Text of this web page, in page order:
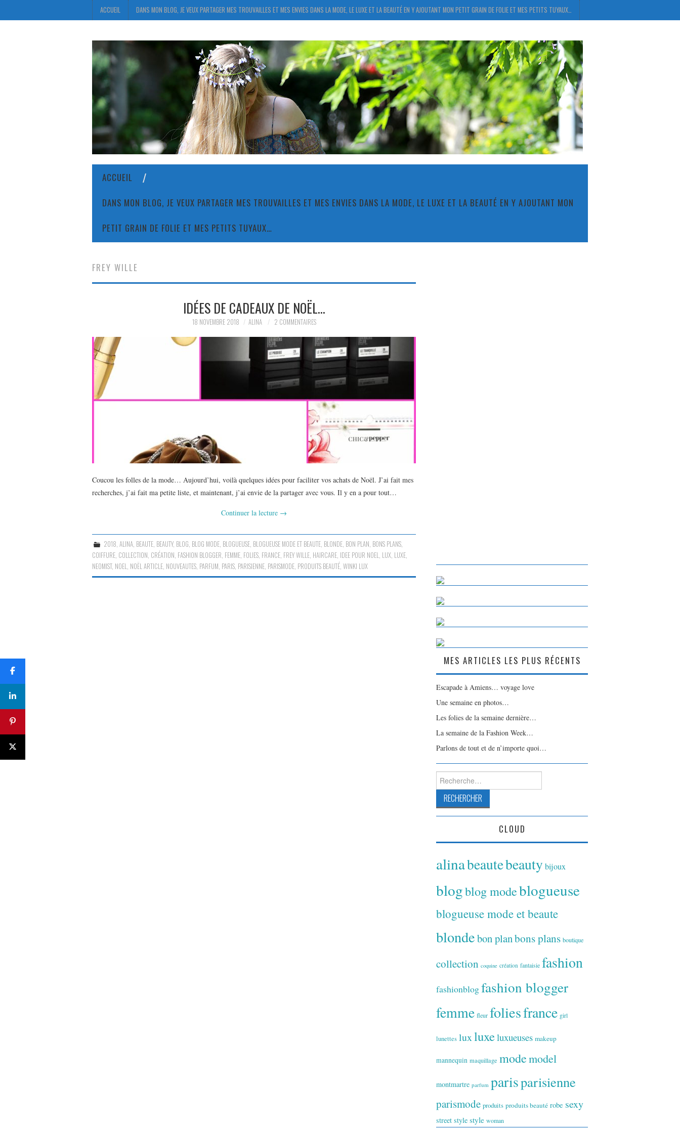
ACCUEIL DANS MON BLOG, JE VEUX PARTAGER MES TROUVAILLES ET MES ENVIES DANS LA MODE, LE LUXE ET LA BEAUTÉ EN Y AJOUTANT MON PETIT GRAIN DE FOLIE ET MES PETITS TUYAUX…
ACCUEIL
DANS MON BLOG, JE VEUX PARTAGER MES TROUVAILLES ET MES ENVIES DANS LA MODE, LE LUXE ET LA BEAUTÉ EN Y AJOUTANT MON
PETIT GRAIN DE FOLIE ET MES PETITS TUYAUX…
FREY WILLE
IDÉES DE CADEAUX DE NOËL…
18 NOVEMBRE 2018 ALINA 2 COMMENTAIRES
Coucou les folles de la mode… Aujourd’hui, voilà quelques idées pour faciliter vos achats de Noël. J’ai fait mes
recherches, j’ai fait ma petite liste, et maintenant, j’ai envie de la partager avec vous. Il y en a pour tout…
Continuer la lecture →
2018 ,ALINA BEAUTE BEAUTY, BLOG BLOG MODE BLOGUEUSE BLOGUEUSE MODE ET BEAUTE BLONDE BON PLAN BONS PLANS
COIFFURE COLLECTION CRÉATION FASHION BLOGGER FEMME FOLIES FRANCE FREY WILLE HAIRCARE IDEE POUR NOEL LUX LUXE
NEOMIST, NOEL NOËL ARTICLE NOUVEAUTES PARFUM PARIS PARISIENNE PARISMODE PRODUITS BEAUTÉ WINKI LUX
MES ARTICLES LES PLUS RÉCENTS
Escapade à Amiens… voyage love
Une semaine en photos…
Les folies de la semaine dernière…
La semaine de la Fashion Week…
Parlons de tout et de n’importe quoi…
Rechercher :
CLOUD
alinabeautebeauty bijoux
blogblog modeblogueuse
blogueuse mode et beaute
blondebon planbons plans boutique
collection coquine création fantaisie fashion
fashionblogfashion blogger
femme fleur foliesfrance girl
lunettes luxluxeluxueuses makeup
mannequin maquillage modemodel
montmartre parfum parisparisienne
parismode produits produits beauté robe sexy
street style style woman